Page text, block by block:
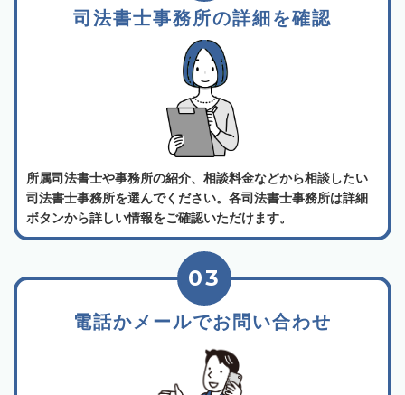
司法書士事務所の詳細を確認
所属司法書士や事務所の紹介、相談料金などから相談したい
司法書士事務所を選んでください。各司法書士事務所は詳細
ボタンから詳しい情報をご確認いただけます。
電話かメールでお問い合わせ
03